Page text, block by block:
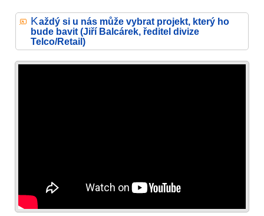
Každý si u nás může vybrat projekt, který ho
bude bavit (Jiří Balcárek, ředitel divize
Telco/Retail)